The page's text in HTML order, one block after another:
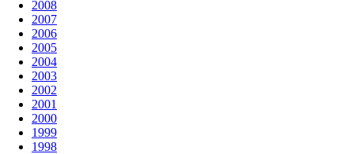
2008
2007
2006
2005
2004
2003
2002
2001
2000
1999
1998